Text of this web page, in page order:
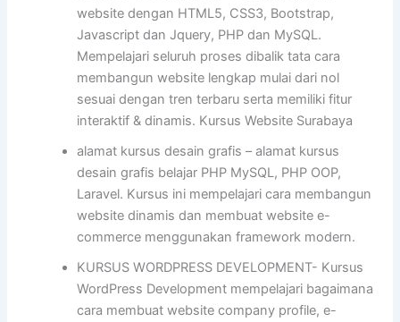
website dengan HTML5, CSS3, Bootstrap,
Javascript dan Jquery, PHP dan MySQL.
Mempelajari seluruh proses dibalik tata cara
membangun website lengkap mulai dari nol
sesuai dengan tren terbaru serta memiliki fitur
interaktif & dinamis. Kursus Website Surabaya
alamat kursus desain grafis – alamat kursus
desain grafis belajar PHP MySQL, PHP OOP,
Laravel. Kursus ini mempelajari cara membangun
website dinamis dan membuat website e-
commerce menggunakan framework modern.
KURSUS WORDPRESS DEVELOPMENT- Kursus
WordPress Development mempelajari bagaimana
cara membuat website company profile, e-